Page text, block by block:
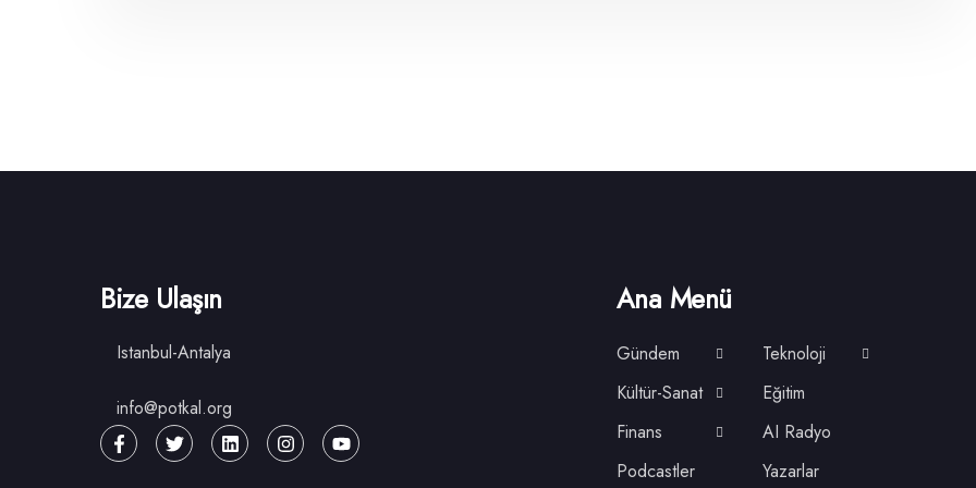
Bize Ulaşın
Istanbul-Antalya
info@potkal.org
Ana Menü
Gündem
Teknoloji
Kültür-Sanat
Eğitim
Finans
AI Radyo
Podcastler
Yazarlar